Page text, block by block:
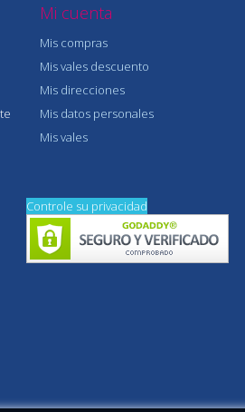
Mi cuenta
Mis compras
Mis vales descuento
Mis direcciones
Mis datos personales
Mis vales
Controle su privacidad